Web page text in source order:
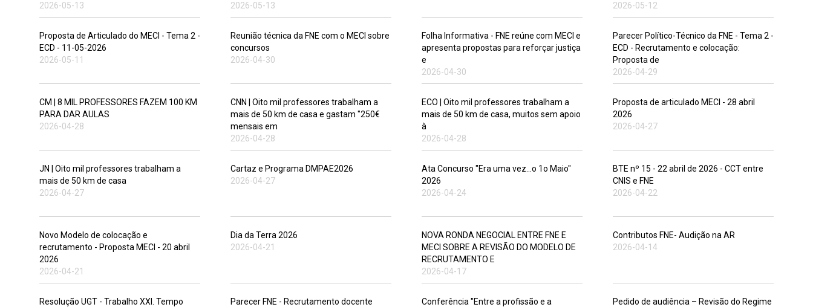
2026-05-13
2026-05-13
2026-05-12
Proposta de Articulado do MECI - Tema 2 -
ECD - 11-05-2026
2026-05-11
Reunião técnica da FNE com o MECI sobre
concursos
2026-04-30
Folha Informativa - FNE reúne com MECI e
apresenta propostas para reforçar justiça
e
2026-04-30
Parecer Político-Técnico da FNE - Tema 2 -
ECD - Recrutamento e colocação:
Proposta de
2026-04-29
CM | 8 MIL PROFESSORES FAZEM 100 KM
PARA DAR AULAS
2026-04-28
CNN | Oito mil professores trabalham a
mais de 50 km de casa e gastam "250€
mensais em
2026-04-28
ECO | Oito mil professores trabalham a
mais de 50 km de casa, muitos sem apoio
à
2026-04-28
Proposta de articulado MECI - 28 abril
2026
2026-04-27
JN | Oito mil professores trabalham a
mais de 50 km de casa
2026-04-27
Cartaz e Programa DMPAE2026
2026-04-27
Ata Concurso "Era uma vez...o 1o Maio"
2026
2026-04-24
BTE nº 15 - 22 abril de 2026 - CCT entre
CNIS e FNE
2026-04-22
Novo Modelo de colocação e
recrutamento - Proposta MECI - 20 abril
2026
2026-04-21
Dia da Terra 2026
2026-04-21
NOVA RONDA NEGOCIAL ENTRE FNE E
MECI SOBRE A REVISÃO DO MODELO DE
RECRUTAMENTO E
2026-04-17
Contributos FNE- Audição na AR
2026-04-14
Resolução UGT - Trabalho XXI. Tempo
Parecer FNE - Recrutamento docente
Conferência "Entre a profissão e a
Pedido de audiência – Revisão do Regime